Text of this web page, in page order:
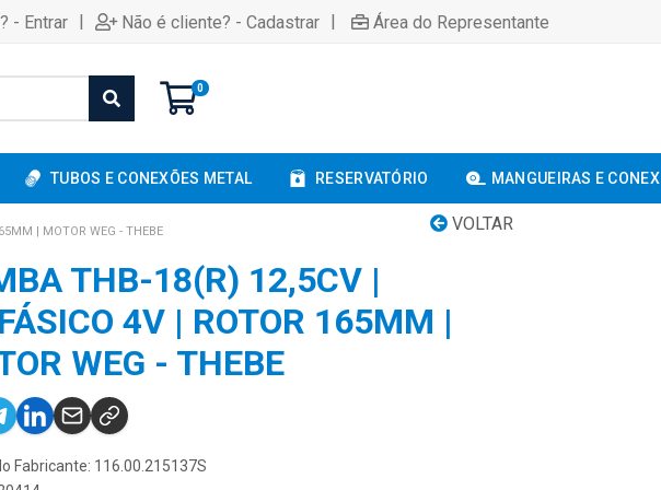
- Entrar | Não é cliente? - Cadastrar | Área do Representante
0
TUBOS E CONEXÕES METAL RESERVATÓRIO MANGUEIRAS E
VOLTAR
| MOTOR WEG - THEBE
THB-18(R) 12,5CV |
4V | ROTOR 165MM |
WEG - THEBE
Fabricante: 116.00.215137S